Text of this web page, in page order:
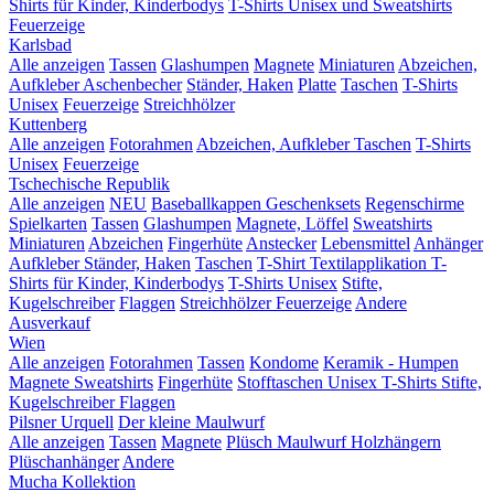
Shirts für Kinder, Kinderbodys T-Shirts Unisex und Sweatshirts
Feuerzeige
Karlsbad
Alle anzeigen Tassen Glashumpen Magnete Miniaturen Abzeichen,
AufkleberAschenbecher Ständer, Haken Platte Taschen T-Shirts
Unisex Feuerzeige Streichhölzer
Kuttenberg
Alle anzeigen Fotorahmen Abzeichen, AufkleberTaschen T-Shirts
Unisex Feuerzeige
Tschechische Republik
Alle anzeigen NEU Baseballkappen Geschenksets Regenschirme
Spielkarten Tassen Glashumpen Magnete, Löffel Sweatshirts
Miniaturen Abzeichen Fingerhüte Anstecker Lebensmittel Anhänger
Aufkleber Ständer, Haken Taschen T-Shirt Textilapplikation T-
Shirts für Kinder, Kinderbodys T-Shirts Unisex Stifte,
Kugelschreiber Flaggen StreichhölzerFeuerzeige Andere
Ausverkauf
Wien
Alle anzeigen Fotorahmen Tassen Kondome Keramik - Humpen
Magnete Sweatshirts Fingerhüte Stofftaschen Unisex T-Shirts Stifte,
KugelschreiberFlaggen
Pilsner Urquell Der kleine Maulwurf
Alle anzeigen Tassen Magnete Plüsch MaulwurfHolzhängern
Plüschanhänger Andere
Mucha Kollektion